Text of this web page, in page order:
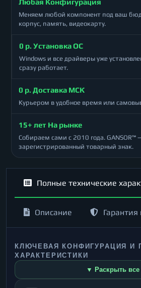
Меняем любой компонент под ваш
корпус, память, видеокарту.
0 р. Установка ОС
Windows и все драйверы уже
сразу работает.
0 р. Доставка МСК
Курьером в удобное время или
15+ лет На рынке
Собираем сами с 2010 года. GANSOR™
зарегистрированный товарный знак.
Полные технические
Описание
КЛЮЧЕВАЯ КОНФИГУРАЦИЯ И
ХАРАКТЕРИСТИКИ
▼ Раскрыть все